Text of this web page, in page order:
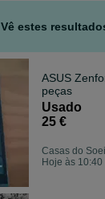
Vê estes
ASUS
peças
Usado
25 €
Casas do
Hoje às 10:40